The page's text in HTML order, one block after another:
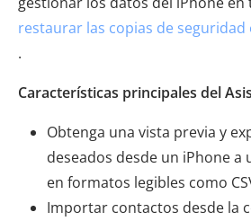
restaurar las copias de seguridad
.
Características principales del
Obtenga una vista previa y
deseados desde un iPhone
en formatos legibles como
Importar contactos desde la